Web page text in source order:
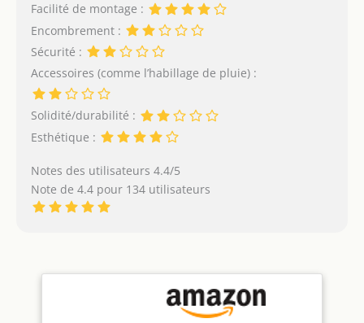
Facilité de montage :
Encombrement :
Sécurité :
Accessoires (comme l’habillage de pluie) :
Solidité/durabilité :
Esthétique :
Notes des utilisateurs 4.4/5
Note de 4.4 pour 134 utilisateurs